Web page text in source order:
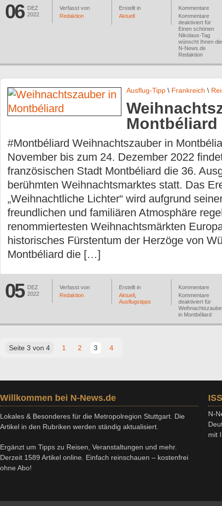
06
DEZ
2022
Verfasst von
Redaktion
Erstellt in
Aktuell
Kommentare
Kommentare
deaktiviert für
Einen schönen
Nikolaus-Tag
wünscht Ihnen die
N-News.de
Redaktion
Ausflug-Tipp \ Frankreich \
Montbéliard
#Montbéliard Weihnachtszauber in
November bis zum 24. Dezember 2022
französischen Stadt Montbéliard die 36.
berühmten Weihnachtsmarktes statt. Das
„Weihnachtliche Lichter“ wird aufgrund
freundlichen und familiären Atmosphäre
renommiertesten Weihnachtsmärkten
historisches Fürstentum der Herzöge von
Montbéliard die […]
05
DEZ
2022
Verfasst von
Redaktion
Erstellt in
Aktuell
Ausflugstipps
Kommentare
Kommentare
deaktiviert für
in Montbéliard
Seite 3 von 4 1 2 3 4
Willkommen bei N-News.de
Lokales & Besonderes für die Metropolregion Stuttgart. Die
Artikel in den Rubriken werden ständig aktualisiert.
Ergänzt um Tipps zu Reisen, Veranstaltungen und mehr.
Derzeit 1589 Artikel online. Einfach reinschauen – kostenfrei
ohne Abo!
N-
mit